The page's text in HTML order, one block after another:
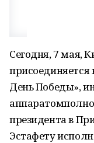
Сегодня, 7 мая,
День Победы»,
президента в
Эстафету